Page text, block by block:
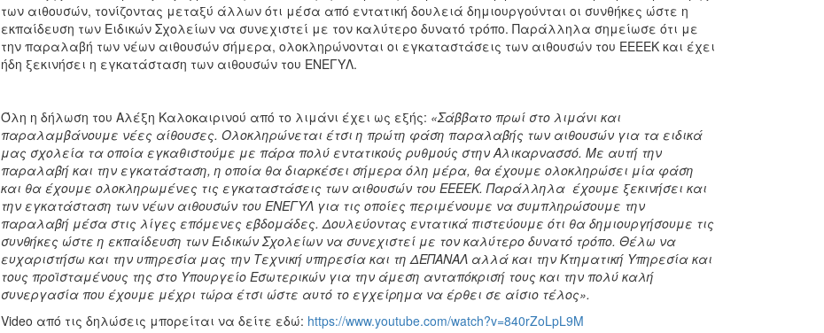
των αιθουσών, τονίζοντας μεταξύ άλλων ότι μέσα από εντατική δουλειά δημιουργούνται οι συνθήκες ώστε η
εκπαίδευση των Ειδικών Σχολείων να συνεχιστεί με τον καλύτερο δυνατό τρόπο. Παράλληλα σημείωσε ότι με
την παραλαβή των νέων αιθουσών σήμερα, ολοκληρώνονται οι εγκαταστάσεις των αιθουσών του ΕΕΕΕΚ και έχει
ήδη ξεκινήσει η εγκατάσταση των αιθουσών του ΕΝΕΓΥΛ.
Όλη η δήλωση του Αλέξη Καλοκαιρινού από το λιμάνι έχει ως εξής: «Σάββατο πρωί στο λιμάνι και
παραλαμβάνουμε νέες αίθουσες. Ολοκληρώνεται έτσι η πρώτη φάση παραλαβής των αιθουσών για τα ειδικά
μας σχολεία τα οποία εγκαθιστούμε με πάρα πολύ εντατικούς ρυθμούς στην Αλικαρνασσό. Με αυτή την
παραλαβή και την εγκατάσταση, η οποία θα διαρκέσει σήμερα όλη μέρα, θα έχουμε ολοκληρώσει μία φάση
και θα έχουμε ολοκληρωμένες τις εγκαταστάσεις των αιθουσών του ΕΕΕΕΚ. Παράλληλα έχουμε ξεκινήσει και
την εγκατάσταση των νέων αιθουσών του ΕΝΕΓΥΛ για τις οποίες περιμένουμε να συμπληρώσουμε την
παραλαβή μέσα στις λίγες επόμενες εβδομάδες. Δουλεύοντας εντατικά πιστεύουμε ότι θα δημιουργήσουμε τις
συνθήκες ώστε η εκπαίδευση των Ειδικών Σχολείων να συνεχιστεί με τον καλύτερο δυνατό τρόπο. Θέλω να
ευχαριστήσω και την υπηρεσία μας την Τεχνική υπηρεσία και τη ΔΕΠΑΝΑΛ αλλά και την Κτηματική Υπηρεσία και
τους προϊσταμένους της στο Υπουργείο Εσωτερικών για την άμεση ανταπόκρισή τους και την πολύ καλή
συνεργασία που έχουμε μέχρι τώρα έτσι ώστε αυτό το εγχείρημα να έρθει σε αίσιο τέλος».
Video από τις δηλώσεις μπορείται να δείτε εδώ: https://www.youtube.com/watch?v=840rZoLpL9M